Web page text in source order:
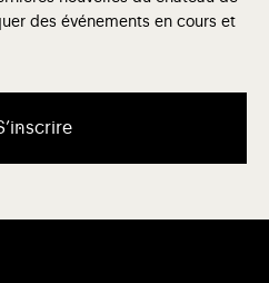
des événements en cours et